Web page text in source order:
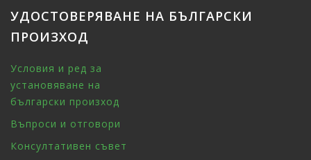
УДОСТОВЕРЯВАНЕ НА БЪЛГАРСКИ
ПРОИЗХОД
Условия и ред за
установяване на
български произход
Въпроси и отговори
Консултативен съвет